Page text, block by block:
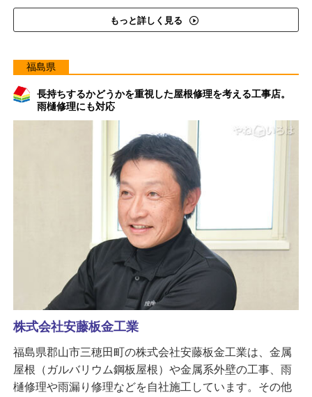
もっと詳しく見る
福島県
長持ちするかどうかを重視した屋根修理を考える工事店。
雨樋修理にも対応
株式会社安藤板金工業
福島県郡山市三穂田町の株式会社安藤板金工業は、金属
屋根（ガルバリウム鋼板屋根）や金属系外壁の工事、雨
樋修理や雨漏り修理などを自社施工しています。その他